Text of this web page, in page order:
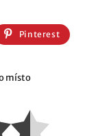
místo
Pinterest